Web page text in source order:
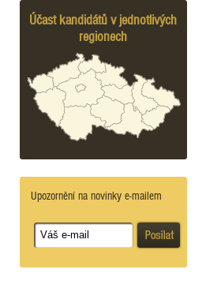
Účast kandidátů v jednotlivých
regionech
Upozornění na novinky e-mailem